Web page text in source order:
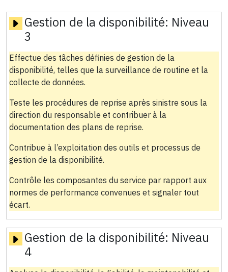
Gestion de la disponibilité: Niveau
3
Effectue des tâches définies de gestion de la
disponibilité, telles que la surveillance de routine et la
collecte de données.
Teste les procédures de reprise après sinistre sous la
direction du responsable et contribuer à la
documentation des plans de reprise.
Contribue à l’exploitation des outils et processus de
gestion de la disponibilité.
Contrôle les composantes du service par rapport aux
normes de performance convenues et signaler tout
écart.
Gestion de la disponibilité: Niveau
4